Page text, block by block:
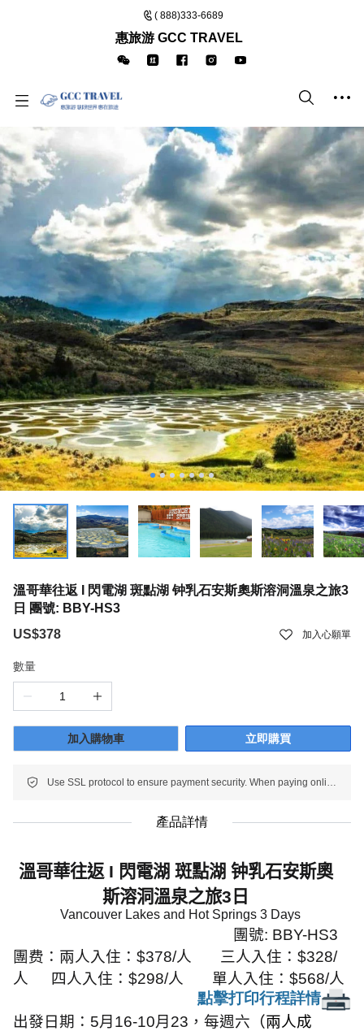
( 888)333-6689
惠旅游 GCC TRAVEL
溫哥華往返 I 閃電湖 斑點湖 钟乳石安斯奧斯溶洞溫泉之旅3
日 團號: BBY-HS3
US$378
加入心願單
數量
加入購物車 立即購買
Use SSL protocol to ensure payment security. When paying online, your payment information is protected.
產品詳情
溫哥華往返I 閃電湖 斑點湖 钟乳石安斯奧
斯溶洞溫泉之旅3 日
Vancouver Lakes and Hot Springs 3 Days
團號: BBY-HS3
團费： 兩人入住： $378/人 三人入住： $328/
人
四人入住： $298/人 單人入住： $568/人
點擊打印行程詳情
出發日期： 5月 16-10月 23 ，每週六 （兩人成